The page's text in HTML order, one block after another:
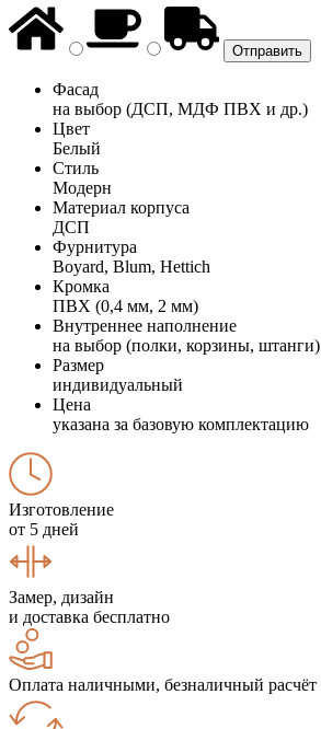
Фасад
на выбор (ДСП, МДФ ПВХ и др.)
Цвет
Белый
Стиль
Модерн
Материал корпуса
ДСП
Фурнитура
Boyard, Blum, Hettich
Кромка
ПВХ (0,4 мм, 2 мм)
Внутреннее наполнение
на выбор (полки, корзины, штанги)
Размер
индивидуальный
Цена
указана за базовую комплектацию
Изготовление
от 5 дней
Замер, дизайн
и доставка бесплатно
Оплата наличными, безналичный расчёт